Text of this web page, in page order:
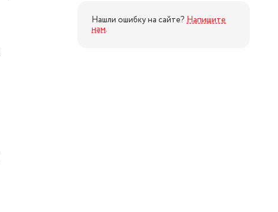
Нашли ошибку на сайте? Напишите
нам.